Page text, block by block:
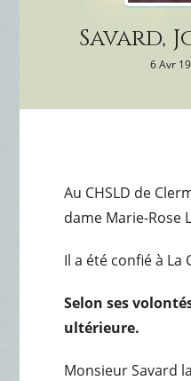
Savard,
6 Avr
Au CHSLD de
dame Marie-Rose
Il a été confié à
Selon ses
ultérieure.
Monsieur Savard